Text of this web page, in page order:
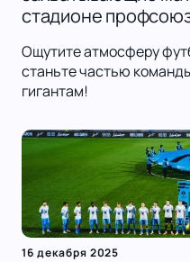
стадионе
Ощутите атмосферу
станьте частью
гигантам!
16 декабря 2025